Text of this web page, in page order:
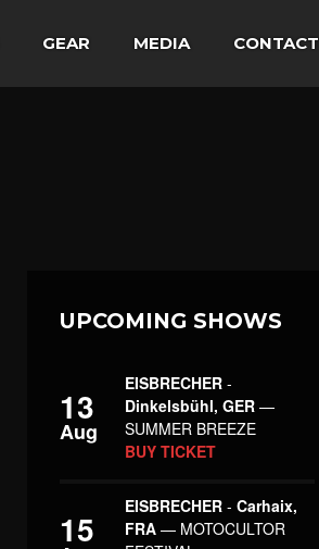
GEAR MEDIA CONTACT
UPCOMING SHOWS
13
Aug
EISBRECHER -
Dinkelsbühl, GER —
SUMMER BREEZE
BUY TICKET
15
EISBRECHER -Carhaix,
FRA — MOTOCULTOR